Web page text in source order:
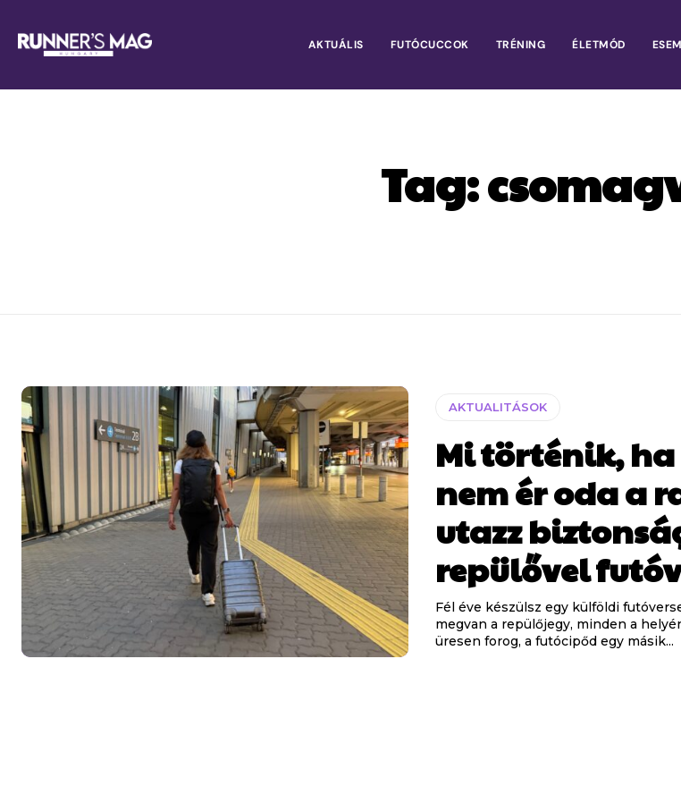
AKTUÁLIS FUTÓCUCCOK TRÉNING ÉLETMÓD
Tag:
AKTUALITÁSOK
Mi történik,
nem ér oda a
utazz
repülővel
Fél éve készülsz egy külföldi
megvan a repülőjegy, minden a
üresen forog, a futócipőd egy másik...